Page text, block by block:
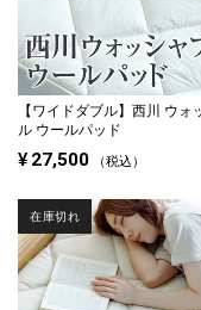
【ワイドダブル】 西川 ウォ
ル ウールパッド
¥ 27,500 税込
在庫切れ